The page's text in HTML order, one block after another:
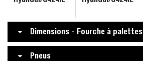
Dimensions - Fourche à palettes
Pneus